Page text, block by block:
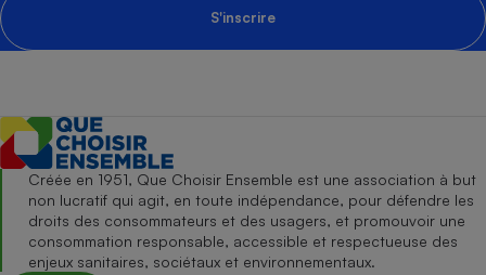
S'inscrire
Créée en 1951, Que Choisir Ensemble est une association à but
non lucratif qui agit, en toute indépendance, pour défendre les
droits des consommateurs et des usagers, et promouvoir une
consommation responsable, accessible et respectueuse des
enjeux sanitaires, sociétaux et environnementaux.